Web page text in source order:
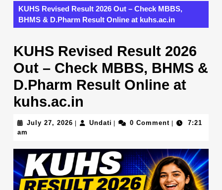
KUHS Revised Result 2026 Out – Check MBBS,
BHMS & D.Pharm Result Online at kuhs.ac.in
KUHS Revised Result 2026
Out – Check MBBS, BHMS &
D.Pharm Result Online at
kuhs.ac.in
July 27, 2026 July Undati Undati0 Comment
7:21
am